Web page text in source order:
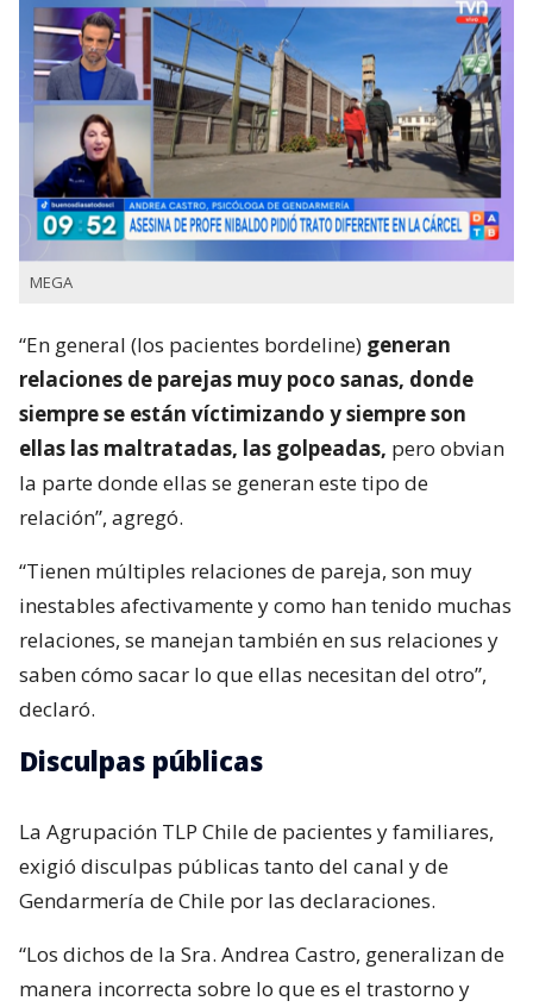
MEGA
“En general (los pacientes bordeline) generan
relaciones de parejas muy poco sanas, donde
siempre se están víctimizando y siempre son
ellas las maltratadas, las golpeadas, pero obvian
la parte donde ellas se generan este tipo de
relación”, agregó.
“Tienen múltiples relaciones de pareja, son muy
inestables afectivamente y como han tenido muchas
relaciones, se manejan también en sus relaciones y
saben cómo sacar lo que ellas necesitan del otro”,
declaró.
Disculpas públicas
La Agrupación TLP Chile de pacientes y familiares,
exigió disculpas públicas tanto del canal y de
Gendarmería de Chile por las declaraciones.
“Los dichos de la Sra. Andrea Castro, generalizan de
manera incorrecta sobre lo que es el trastorno y